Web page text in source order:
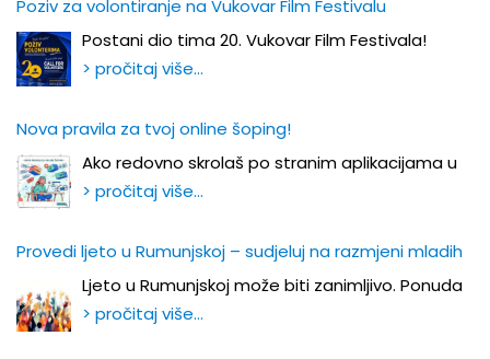
Poziv za volontiranje na Vukovar Film Festivalu
Postani dio tima 20. Vukovar Film Festivala!
> pročitaj više…
Nova pravila za tvoj online šoping!
Ako redovno skrolaš po stranim aplikacijama u
> pročitaj više…
Provedi ljeto u Rumunjskoj – sudjeluj na razmjeni mladih
Ljeto u Rumunjskoj može biti zanimljivo. Ponuda
> pročitaj više…